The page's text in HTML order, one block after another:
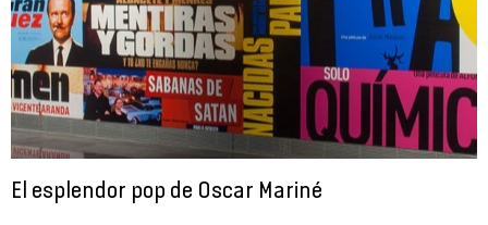
El esplendor pop de Oscar Mariné